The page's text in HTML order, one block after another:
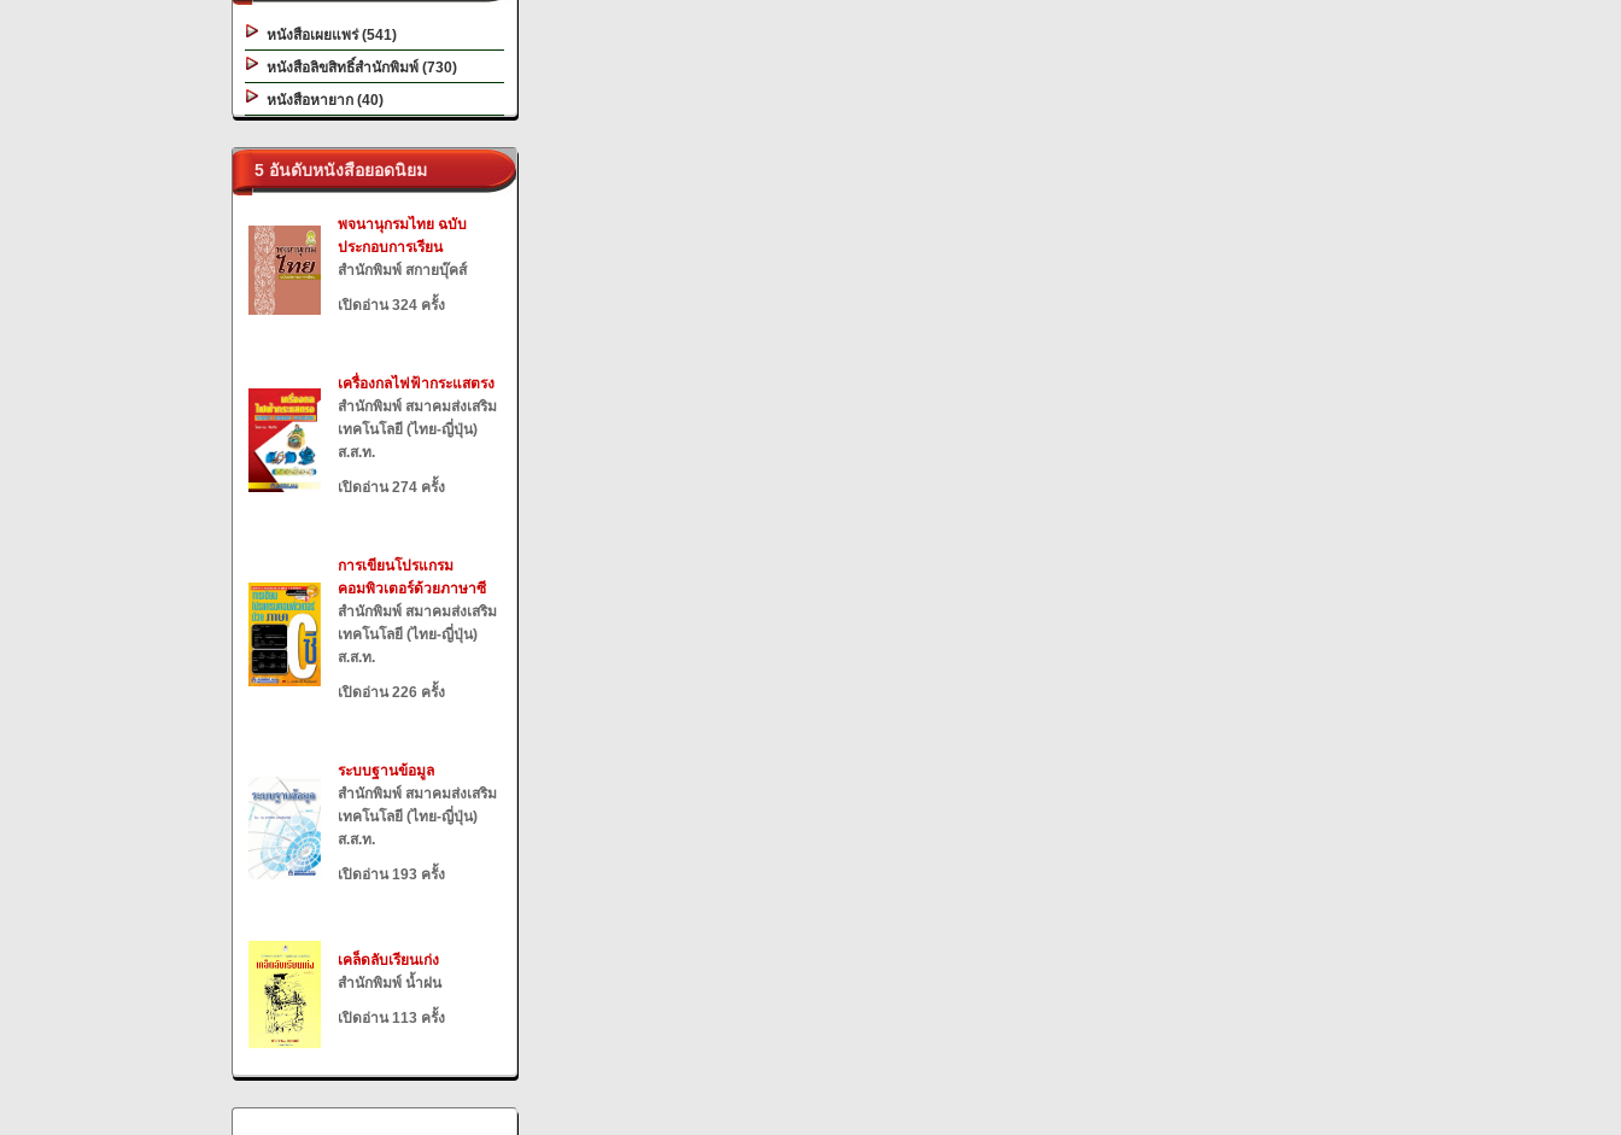
หนังสือเผยแพร่ (541)
หนังสือลิขสิทธิ์สำนักพิมพ์ (730)
หนังสือหายาก (40)
5 อันดับหนังสือยอดนิยม
พจนานุกรมไทย ฉบับ
ประกอบการเรียน
สำนักพิมพ์ สกายบุ๊คส์
เปิดอ่าน 324 ครั้ง
เครื่องกลไฟฟ้ากระแสตรง
สำนักพิมพ์ สมาคมส่งเสริม
เทคโนโลยี (ไทย-ญี่ปุ่น)
ส.ส.ท.
เปิดอ่าน 274 ครั้ง
การเขียนโปรแกรม
คอมพิวเตอร์ด้วยภาษาซี
สำนักพิมพ์ สมาคมส่งเสริม
เทคโนโลยี (ไทย-ญี่ปุ่น)
ส.ส.ท.
เปิดอ่าน 226 ครั้ง
ระบบฐานข้อมูล
สำนักพิมพ์ สมาคมส่งเสริม
เทคโนโลยี (ไทย-ญี่ปุ่น)
ส.ส.ท.
เปิดอ่าน 193 ครั้ง
เคล็ดลับเรียนเก่ง
สำนักพิมพ์ น้ำฝน
เปิดอ่าน 113 ครั้ง